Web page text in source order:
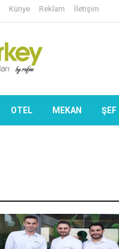
Künye Reklam İletişim
OTEL MEKAN ŞEF